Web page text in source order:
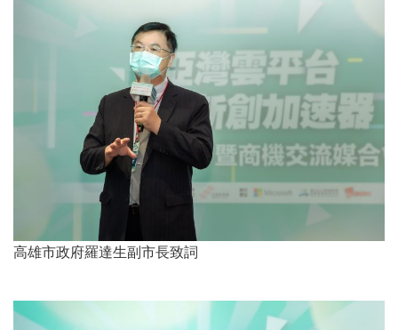
高雄市政府羅達生副市長致詞